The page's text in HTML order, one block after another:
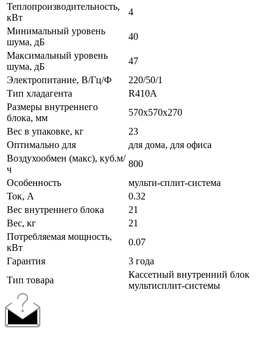
Теплопроизводительность,
кВт
4
Минимальный уровень
шума, дБ
40
Максимальный уровень
шума, дБ
47
Электропитание, В/Гц/Ф
220/50/1
Тип хладагента
R410A
Размеры внутреннего
блока, мм
570x570x270
Вес в упаковке, кг
23
Оптимально для
для дома, для офиса
Воздухообмен (макс), куб.м/
ч
800
Особенность
мульти-сплит-система
Ток, А
0.32
Вес внутреннего блока
21
Вес, кг
21
Потребляемая мощность,
кВт
0.07
Гарантия
3 года
Тип товара
Кассетный внутренний блок
мультисплит-системы